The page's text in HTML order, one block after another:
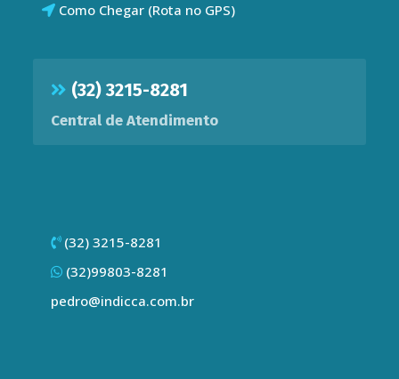
Como Chegar (Rota no GPS)
(32) 3215-8281
Central de Atendimento
(32) 3215-8281
(32)99803-8281
pedro@indicca.com.br